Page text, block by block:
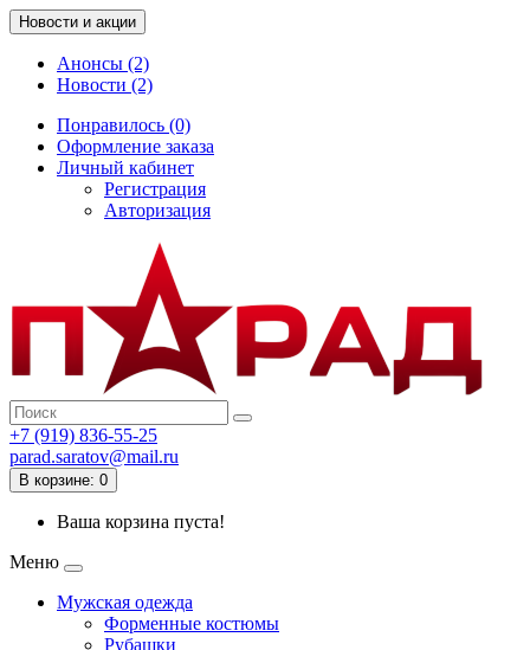
Новости и акции
Анонсы (2)
Новости (2)
Понравилось (0)
Оформление заказа
Личный кабинет
Регистрация
Авторизация
+7 (919) 836-55-25
parad.saratov@mail.ru
В корзине: 0
Ваша корзина пуста!
Меню
Мужская одежда
Форменные костюмы
Рубашки